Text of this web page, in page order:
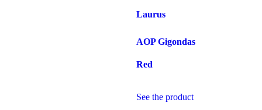
Laurus
AOP Gigondas
Red
See the product